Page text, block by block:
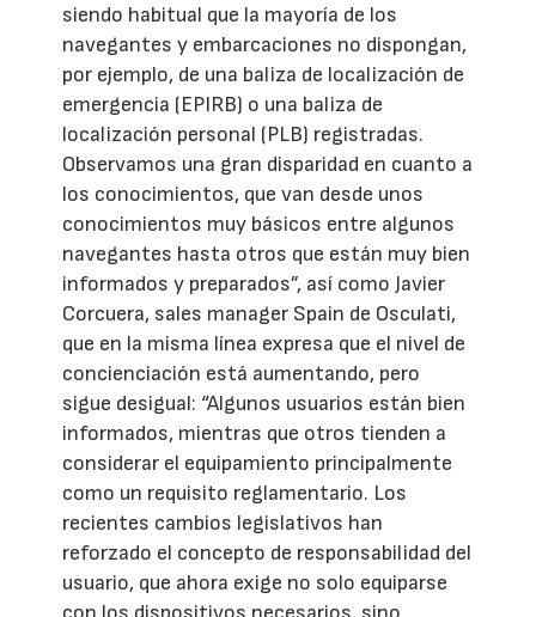
siendo habitual que la mayoría de los
navegantes y embarcaciones no dispongan,
por ejemplo, de una baliza de localización de
emergencia (EPIRB) o una baliza de
localización personal (PLB) registradas.
Observamos una gran disparidad en cuanto a
los conocimientos, que van desde unos
conocimientos muy básicos entre algunos
navegantes hasta otros que están muy bien
informados y preparados”, así como Javier
Corcuera, sales manager Spain de Osculati,
que en la misma línea expresa que el nivel de
concienciación está aumentando, pero
sigue desigual: “Algunos usuarios están bien
informados, mientras que otros tienden a
considerar el equipamiento principalmente
como un requisito reglamentario. Los
recientes cambios legislativos han
reforzado el concepto de responsabilidad del
usuario, que ahora exige no solo equiparse